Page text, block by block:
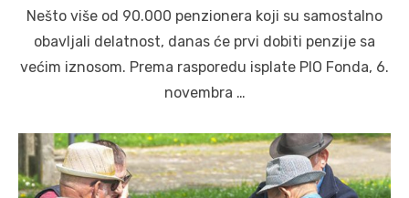
Nešto više od 90.000 penzionera koji su samostalno
obavljali delatnost, danas će prvi dobiti penzije sa
većim iznosom. Prema rasporedu isplate PIO Fonda, 6.
novembra …